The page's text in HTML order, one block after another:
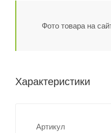
Фото товара на
Характеристики
Артикул